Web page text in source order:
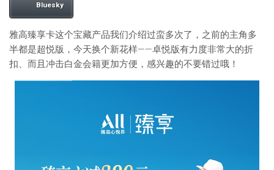
Bluesky
雅高臻享卡这个宝藏产品我们介绍过蛮多次了，之前的主角多
半都是超悦版，今天换个新花样——卓悦版有力度非常大的折
扣、而且冲击白金会籍更加方便，感兴趣的不要错过哦！